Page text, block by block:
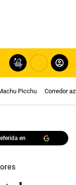
Picchu Corredor
en